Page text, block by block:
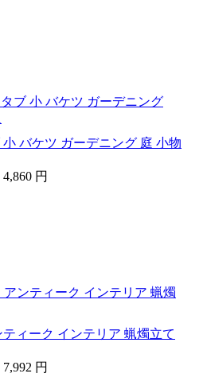
バケツ ガーデニング 庭 小物
4,860 円
ィーク インテリア 蝋燭立て
7,992 円